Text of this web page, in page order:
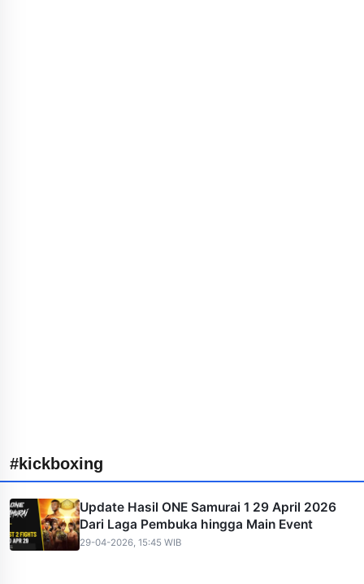
#kickboxing
Update Hasil ONE Samurai 1 29 April 2026
Dari Laga Pembuka hingga Main Event
29-04-2026, 15:45 WIB